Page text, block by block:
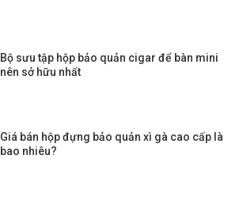
Bộ sưu tập hộp bảo quản cigar để bàn mini
nên sở hữu nhất
Giá bán hộp đựng bảo quản xì gà cao cấp là
bao nhiêu?